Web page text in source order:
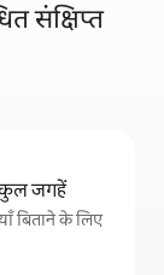
संक्षिप्त
कुल जगहें
बिताने के लिए